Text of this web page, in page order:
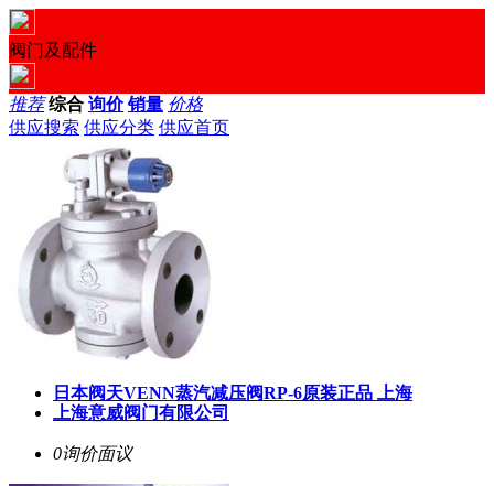
阀门及配件
推荐 综合 询价 销量 价格
供应搜索 供应分类 供应首页
日本阀天VENN蒸汽减压阀RP-6原装正品 上海
上海意威阀门有限公司
0询价面议